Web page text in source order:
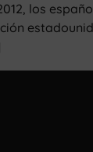
los